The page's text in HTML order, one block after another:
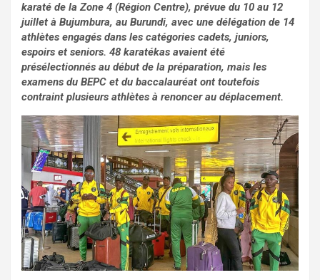
karaté de la Zone 4 (Région Centre), prévue du 10 au 12
juillet à Bujumbura, au Burundi, avec une délégation de 14
athlètes engagés dans les catégories cadets, juniors,
espoirs et seniors. 48 karatékas avaient été
présélectionnés au début de la préparation, mais les
examens du BEPC et du baccalauréat ont toutefois
contraint plusieurs athlètes à renoncer au déplacement.